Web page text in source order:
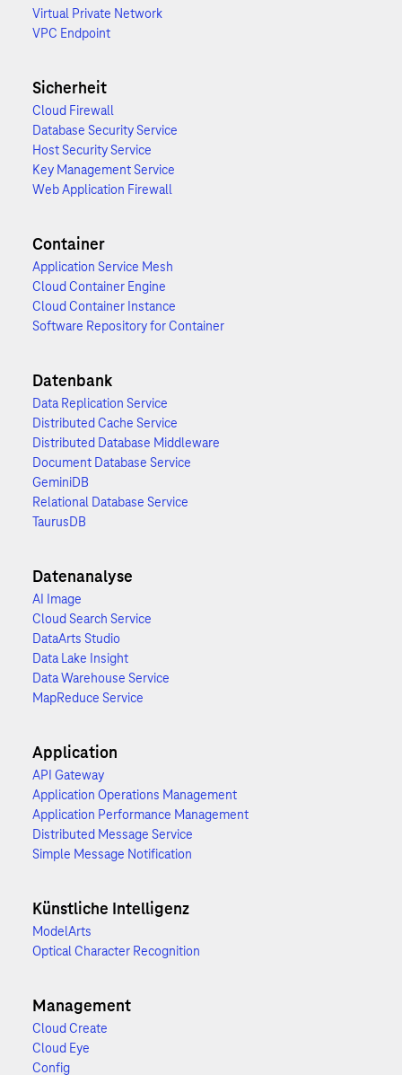
Virtual Private Network
VPC Endpoint
Sicherheit
Cloud Firewall
Database Security Service
Host Security Service
Key Management Service
Web Application Firewall
Container
Application Service Mesh
Cloud Container Engine
Cloud Container Instance
Software Repository for Container
Datenbank
Data Replication Service
Distributed Cache Service
Distributed Database Middleware
Document Database Service
GeminiDB
Relational Database Service
TaurusDB
Datenanalyse
AI Image
Cloud Search Service
DataArts Studio
Data Lake Insight
Data Warehouse Service
MapReduce Service
Application
API Gateway
Application Operations Management
Application Performance Management
Distributed Message Service
Simple Message Notification
Künstliche Intelligenz
ModelArts
Optical Character Recognition
Management
Cloud Create
Cloud Eye
Config